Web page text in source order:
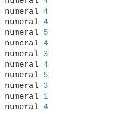
numeral 4
numeral 4
numeral 5
numeral 4
numeral 3
numeral 4
numeral 5
numeral 3
numeral 1
numeral 4